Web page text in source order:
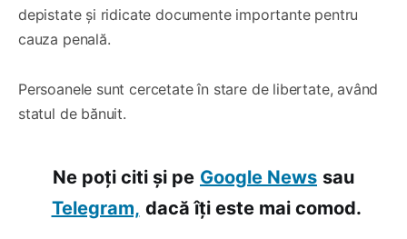
depistate și ridicate documente importante pentru
cauza penală.
Persoanele sunt cercetate în stare de libertate, având
statul de bănuit.
Ne poți citi și pe Google News sau
Telegram, dacă îți este mai comod.